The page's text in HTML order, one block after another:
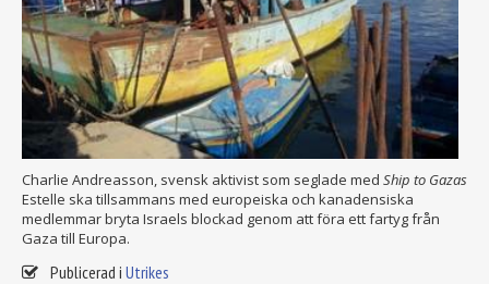
Charlie Andreasson, svensk aktivist som seglade med Ship to Gazas
Estelle ska tillsammans med europeiska och kanadensiska
medlemmar bryta Israels blockad genom att föra ett fartyg från
Gaza till Europa.
Publicerad i Utrikes